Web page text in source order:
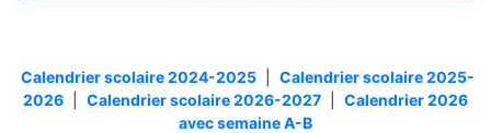
Calendrier scolaire 2024-2025
Calendrier scolaire 2025-
2026
Calendrier scolaire 2026-2027
Calendrier 2026
avec semaine A-B